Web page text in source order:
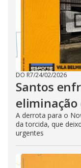
DO R7/24/02/2026
Santos
eliminação
A derrota para o
da torcida, que
urgentes